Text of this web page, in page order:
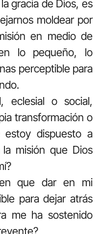
gracia de Dios, es
moldear por
en medio de
lo pequeño, lo
perceptible para
eclesial o social,
transformación o
estoy dispuesto a
misión que Dios
que dar en mi
para dejar atrás
me ha sostenido